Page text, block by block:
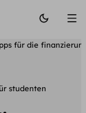
für die
studenten